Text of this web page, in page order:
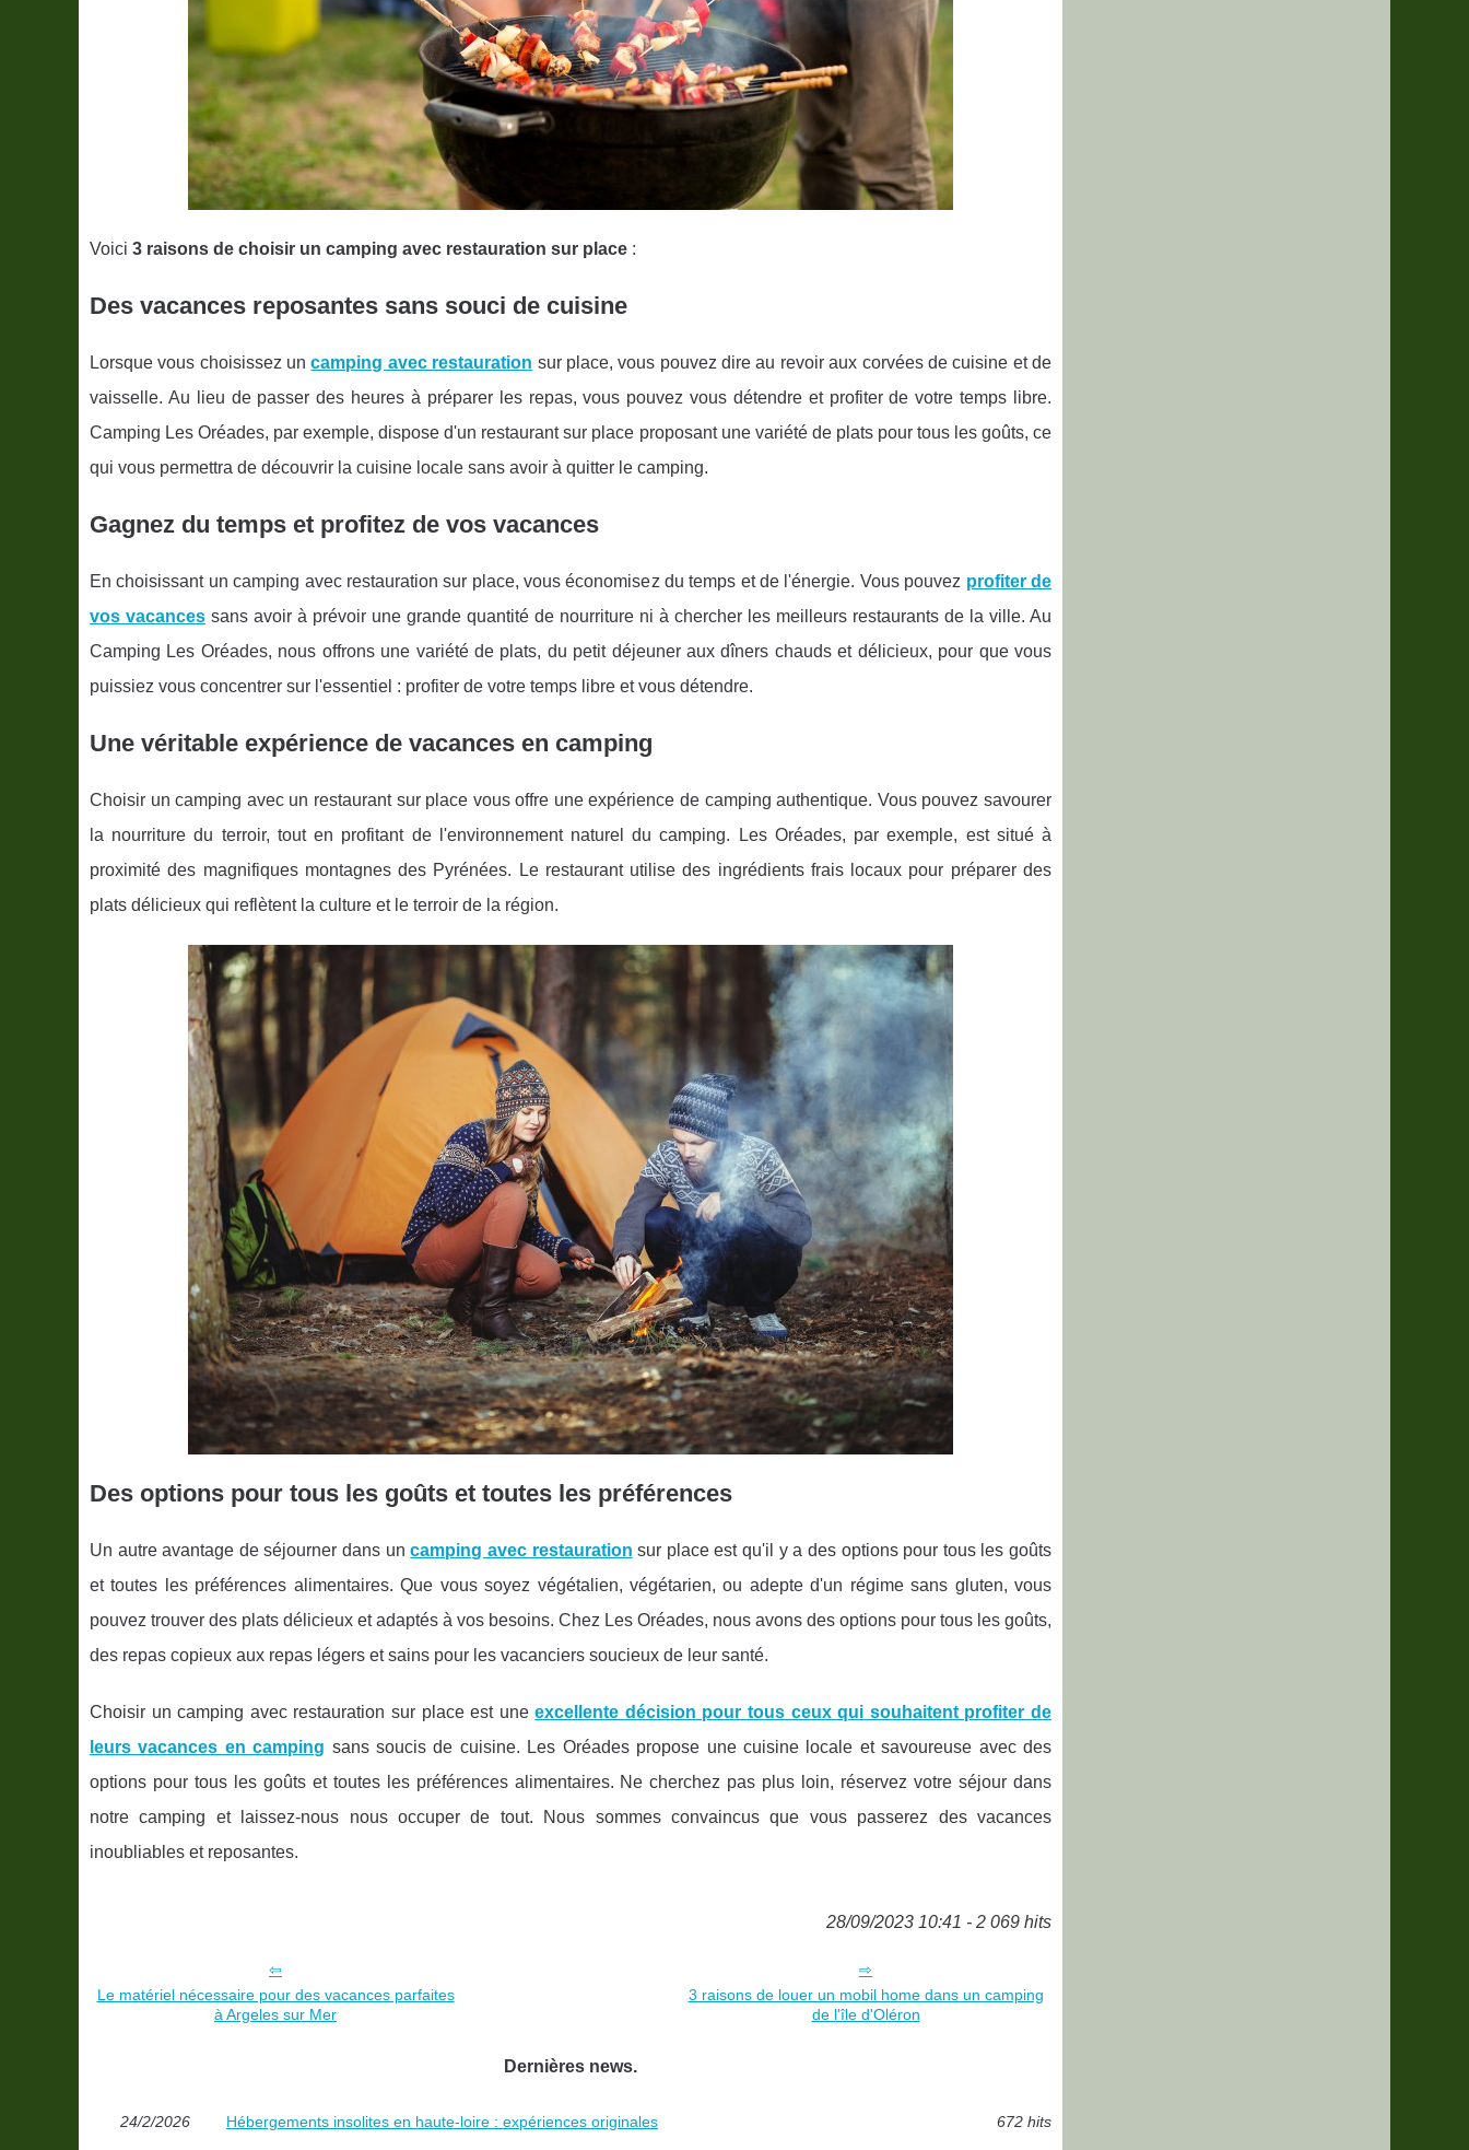
Voici 3 raisons de choisir un camping avec restauration sur place :
Des vacances reposantes sans souci de cuisine
Lorsque vous choisissez uncamping avec restauration sur place, vous pouvez dire au revoir aux corvées de cuisine et de
vaisselle. Au lieu de passer des heures à préparer les repas, vous pouvez vous détendre et profiter de votre temps libre.
Camping Les Oréades, par exemple, dispose d'un restaurant sur place proposant une variété de plats pour tous les goûts, ce
qui vous permettra de découvrir la cuisine locale sans avoir à quitter le camping.
Gagnez du temps et profitez de vos vacances
En choisissant un camping avec restauration sur place, vous économisez du temps et de l'énergie. Vous pouvez profiter de
vos vacances sans avoir à prévoir une grande quantité de nourriture ni à chercher les meilleurs restaurants de la ville. Au
Camping Les Oréades, nous offrons une variété de plats, du petit déjeuner aux dîners chauds et délicieux, pour que vous
puissiez vous concentrer sur l'essentiel : profiter de votre temps libre et vous détendre.
Une véritable expérience de vacances en camping
Choisir un camping avec un restaurant sur place vous offre une expérience de camping authentique. Vous pouvez savourer
la nourriture du terroir, tout en profitant de l'environnement naturel du camping. Les Oréades, par exemple, est situé à
proximité des magnifiques montagnes des Pyrénées. Le restaurant utilise des ingrédients frais locaux pour préparer des
plats délicieux qui reflètent la culture et le terroir de la région.
Des options pour tous les goûts et toutes les préférences
Un autre avantage de séjourner dans uncamping avec restauration sur place est qu'il y a des options pour tous les goûts
et toutes les préférences alimentaires. Que vous soyez végétalien, végétarien, ou adepte d'un régime sans gluten, vous
pouvez trouver des plats délicieux et adaptés à vos besoins. Chez Les Oréades, nous avons des options pour tous les goûts,
des repas copieux aux repas légers et sains pour les vacanciers soucieux de leur santé.
Choisir un camping avec restauration sur place est uneexcellente décision pour tous ceux qui souhaitent profiter de
leurs vacances en camping sans soucis de cuisine. Les Oréades propose une cuisine locale et savoureuse avec des
options pour tous les goûts et toutes les préférences alimentaires. Ne cherchez pas plus loin, réservez votre séjour dans
notre camping et laissez-nous nous occuper de tout. Nous sommes convaincus que vous passerez des vacances
inoubliables et reposantes.
28/09/2023 10:41 - 2 069 hits
Le matériel nécessaire pour des vacances parfaites
à Argeles sur Mer
3 raisons de louer un mobil home dans un camping
de l'île d'Oléron
Dernières news.
24/2/2026 Hébergements insolites en haute-loire : expériences originales 672 hits